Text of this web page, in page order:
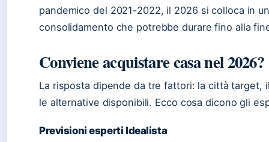
pandemico del 2021-2022, il 2026 si colloca in
consolidamento che potrebbe durare fino alla
Conviene acquistare casa nel 2026?
La risposta dipende da tre fattori: la città target,
le alternative disponibili. Ecco cosa dicono gli
Previsioni esperti Idealista